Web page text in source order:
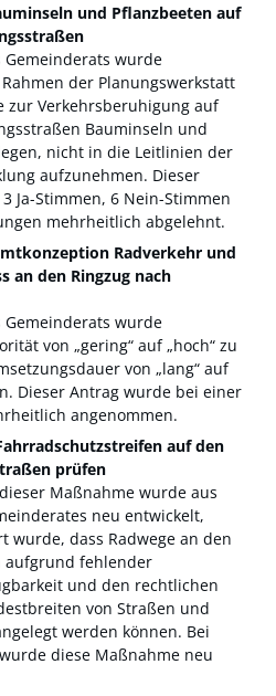
und Pflanzbeeten auf
wurde
der Planungswerkstatt
zur Verkehrsberuhigung auf
Bauminseln und
nicht in die Leitlinien der
aufzunehmen. Dieser
Ja-Stimmen, 6 Nein-Stimmen
mehrheitlich abgelehnt.
Radverkehr und
an den Ringzug nach
wurde
von „gering“ auf „hoch“ zu
von „lang“ auf
Dieser Antrag wurde bei einer
angenommen.
auf den
prüfen
Maßnahme wurde aus
neu entwickelt,
wurde, dass Radwege an den
fehlender
und den rechtlichen
von Straßen und
werden können. Bei
diese Maßnahme neu